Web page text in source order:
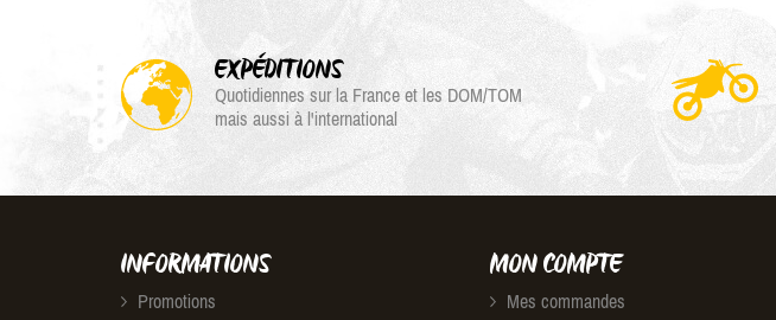
EXPÉDITIONS
Quotidiennes sur la France et les DOM/TOM
mais aussi à l'international
INFORMATIONS
Promotions
MON COMPTE
Mes commandes